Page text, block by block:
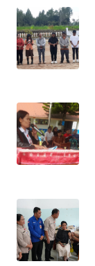
WN
BOGOR
WN
WN
TAPANULI
UTARA
SAMOSIR
WN
PADANG